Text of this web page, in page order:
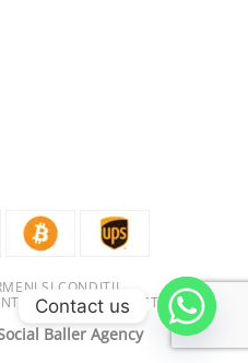
ȘI CONDIȚII
CONTACT
Baller Agency
Contact us